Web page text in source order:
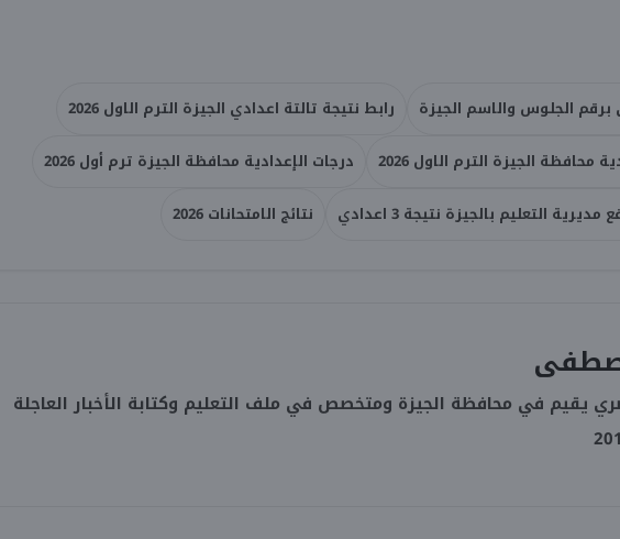
برقم الجلوس والاسم الجيزة
رابط نتيجة تالتة اعدادي الجيزة الترم الاول 2026
محافظة الجيزة الترم الاول 2026
درجات الإعدادية محافظة الجيزة ترم أول 2026
مديرية التعليم بالجيزة نتيجة 3 اعدادي
نتائج الامتحانات 2026
يقيم في محافظة الجيزة ومتخصص في ملف التعليم وكتابة الأخبار العاجلة